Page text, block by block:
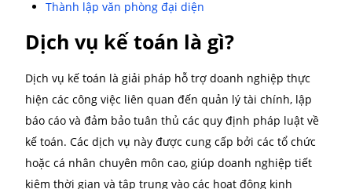
Xem thêm:
Dịch vụ kế toán thuế
Thành lập doanh nghiệp
Thành lập văn phòng đại diện
Dịch vụ kế toán​ là gì?